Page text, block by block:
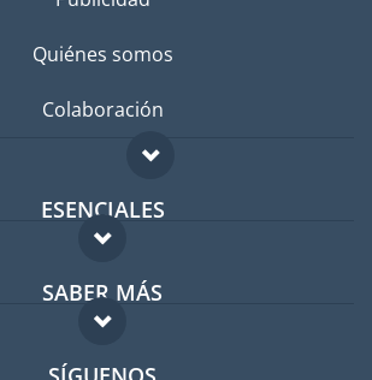
Quiénes somos
Colaboración
ESENCIALES
Foro para expatriados
Guía para expatriados
Trabajos en el extranjero
SABER MÁS
FAQ